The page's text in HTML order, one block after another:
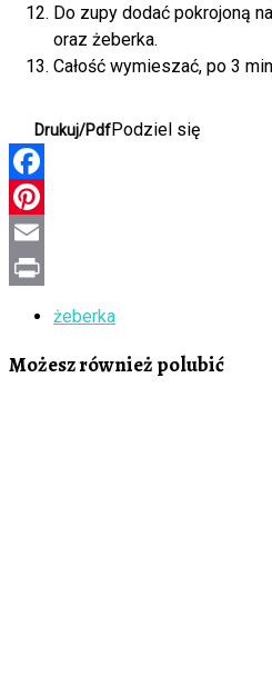
Do zupy dodać pokrojoną
oraz żeberka.
Całość wymieszać, po 3
Drukuj/PdfPodziel się
Facebook
Pinterest
Email
żeberka
Możesz również polubić